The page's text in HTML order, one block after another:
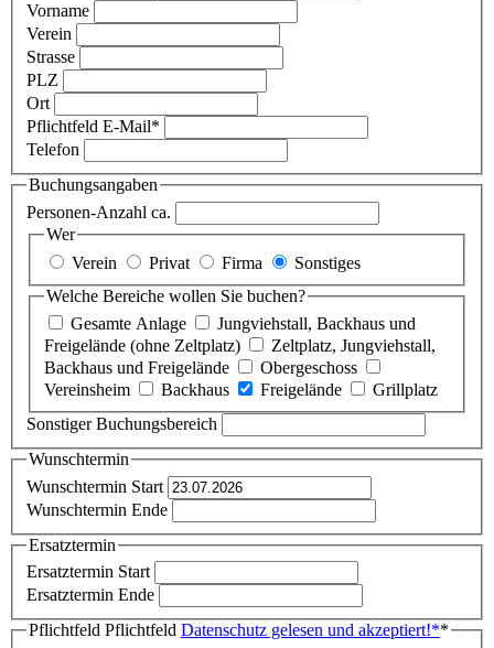
Vorname
Verein
Strasse
PLZ
Ort
Pflichtfeld E-Mail*
Telefon
Buchungsangaben
Personen-Anzahl ca.
Wer
Verein
Privat Firma
Sonstiges
Welche Bereiche wollen Sie buchen?
Gesamte Anlage
Jungviehstall, Backhaus und
Freigelände (ohne Zeltplatz)
Zeltplatz, Jungviehstall,
Backhaus und Freigelände
Obergeschoss
Vereinsheim
Backhaus Freigelände
Grillplatz
Sonstiger Buchungsbereich
Wunschtermin
Wunschtermin Start
Wunschtermin Ende
Ersatztermin
Ersatztermin Start
Ersatztermin Ende
Pflichtfeld Pflichtfeld Datenschutz gelesen und akzeptiert!**